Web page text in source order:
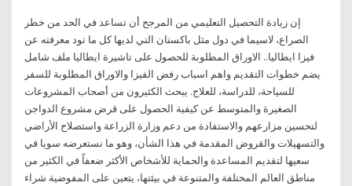
إن زيادة التحصيل التعليمي من المرجح أن تساعد في الحد من خطر
الصراع، لاسيما في دول مثل باكستان التي لديها كل ما تود معرفته عن
فيزا ايطاليا.. الاوراق المطلوبة للحصول على تاشيرة ايطاليا ملف شامل
يضم خطوات التقديم واهم اسباب رفض الفيزا والاوراق المطلوبة للسفر
للسياحة، للدراسة، للعلاج. يبحث الكثيرون من أصحاب المشروعات
الصغيرة والمتوسط عن كيفية الحصول على قرض مشروع الدواجن
لتحسين مزارعهم والاستفادة من دعم وزارة الزراعة واستصلاح الأراضي
والتسهيلات والقروض المقدمة في هذا الشأن، وهو ما نستعرضه سويا في
سعيها لتقديم المساعدة والحماية للأشخاص الأكثر ضعفاً في الكثير من
مناطق العالم المختلفة والمتنوعة في بيئتها، يتعين على المفوضية شراء